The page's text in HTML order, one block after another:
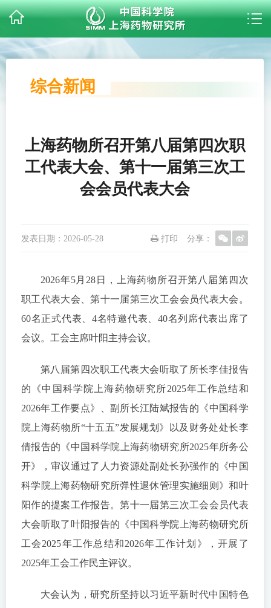
综合新闻
上海药物所召开第八届第四次职
工代表大会、第十一届第三次工
会会员代表大会
发表日期： 2026-05-28 分享：
打印
2026年5月28日，上海药物所召开第八届第四次
职工代表大会、第十一届第三次工会会员代表大会。
60名正式代表、4名特邀代表、40名列席代表出席了
会议。工会主席叶阳主持会议。
第八届第四次职工代表大会听取了所长李佳报告
的《中国科学院上海药物研究所2025年工作总结和
2026年工作要点》、副所长江陆斌报告的《中国科学
院上海药物所“十五五”发展规划》以及财务处处长李
倩报告的《中国科学院上海药物研究所2025年所务公
开》，审议通过了人力资源处副处长孙强作的《中国
科学院上海药物研究所弹性退休管理实施细则》和叶
阳作的提案工作报告。第十一届第三次工会会员代表
大会听取了叶阳报告的《中国科学院上海药物研究所
工会2025年工作总结和2026年工作计划》，开展了
2025年工会工作民主评议。
大会认为，研究所坚持以习近平新时代中国特色